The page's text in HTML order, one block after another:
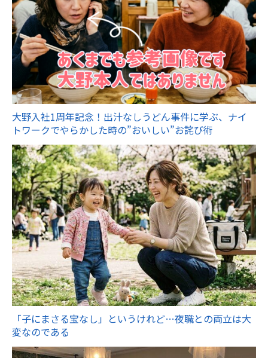
大野入社1周年記念！出汁なしうどん事件に学ぶ、ナイ
トワークでやらかした時の”おいしい”お詫び術
「子にまさる宝なし」というけれど…夜職との両立は大
変なのである